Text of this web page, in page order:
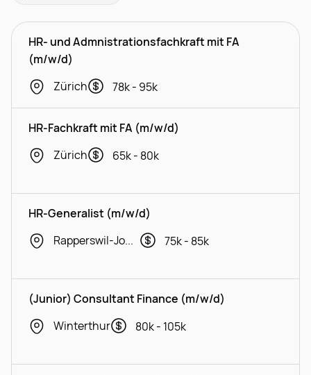
HR- und Admnistrationsfachkraft mit FA
(m/w/d)
Zürich
78k - 95k
HR-Fachkraft mit FA (m/w/d)
Zürich
65k - 80k
HR-Generalist (m/w/d)
Rapperswil-Jona, Wil
75k - 85k
(Junior) Consultant Finance (m/w/d)
Winterthur
80k - 105k